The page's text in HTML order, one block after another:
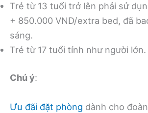
Trẻ từ 13 tuổi trở lên phải sử
+ 850.000 VND/extra bed, đã
sáng.
Trẻ từ 17 tuổi tính như người lớn.
Chú ý:
Ưu đãi đặt phòng dành cho